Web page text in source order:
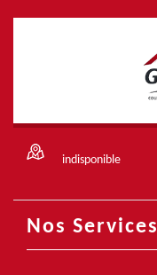
indisponible
Nos Services